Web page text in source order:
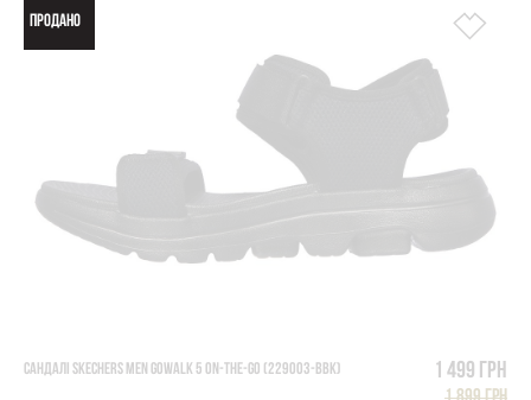
ПРОДАНО
САНДАЛІ SKECHERS MEN GOWALK 5 ON-THE-GO (229003-BBK) 1 499 грн